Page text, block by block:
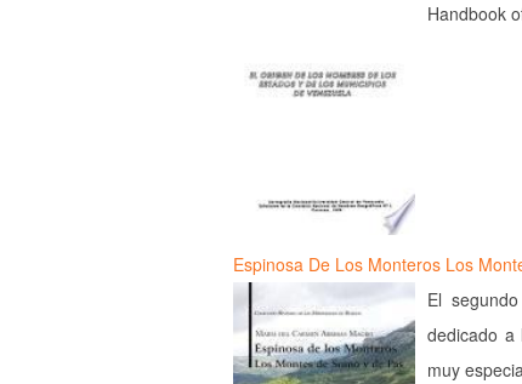
Handbook
Espinosa De Los Monteros Los
El
dedicado a
muy